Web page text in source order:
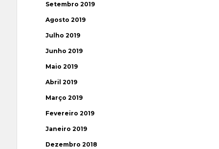
Setembro 2019
Agosto 2019
Julho 2019
Junho 2019
Maio 2019
Abril 2019
Março 2019
Fevereiro 2019
Janeiro 2019
Dezembro 2018